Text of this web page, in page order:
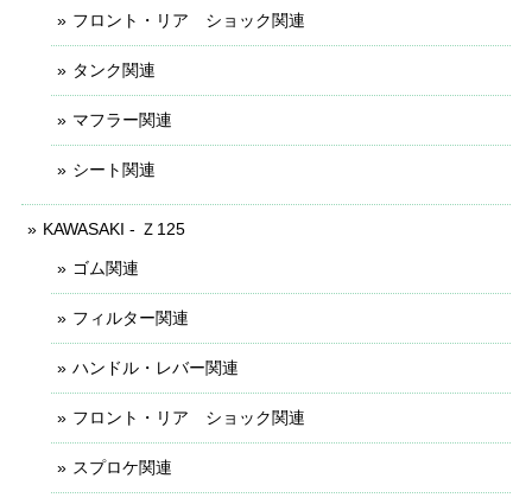
フロント・リア ショック関連
タンク関連
マフラー関連
シート関連
KAWASAKI - Ｚ125
ゴム関連
フィルター関連
ハンドル・レバー関連
フロント・リア ショック関連
スプロケ関連